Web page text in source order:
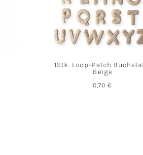
1Stk. Loop-Patch
Beige
0,70€